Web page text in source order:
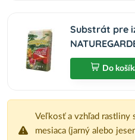
Substrát pre
Do
Veľkosť a vzhľad rastliny
mesiaca (jarný alebo